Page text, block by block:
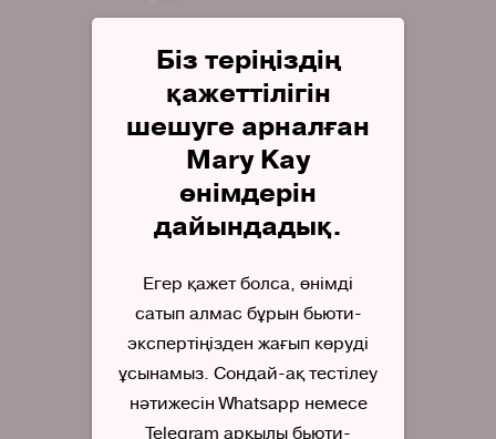
Біз теріңіздің
қажеттілігін
шешуге арналған
Mary Kay
өнімдерін
дайындадық.
Егер қажет болса, өнімді
сатып алмас бұрын бьюти-
экспертіңізден жағып көруді
ұсынамыз. Сондай-ақ тестілеу
нәтижесін Whatsapp немесе
Telegram арқылы бьюти-
Тазалауға арналған
ауыстырмалы қондырғы
Skinvigorate Sonic™
Массаж жасайтын
ауыстырмалы қондырғы
Ерінге арналған, теріні
қартаюдан сақтайтын
құрал TimeWise®